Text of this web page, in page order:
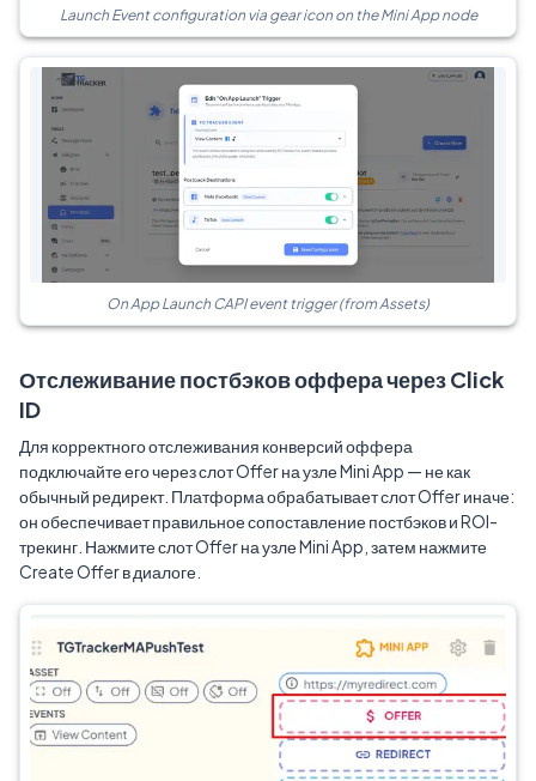
Launch Event configuration via gear icon on the Mini App node
On App Launch CAPI event trigger (from Assets)
Отслеживание постбэков оффера через Click
ID
Для корректного отслеживания конверсий оффера
подключайте его через слот Offer на узле Mini App — не как
обычный редирект. Платформа обрабатывает слот Offer иначе:
он обеспечивает правильное сопоставление постбэков и ROI-
трекинг. Нажмите слот Offer на узле Mini App, затем нажмите
Create Offer в диалоге.